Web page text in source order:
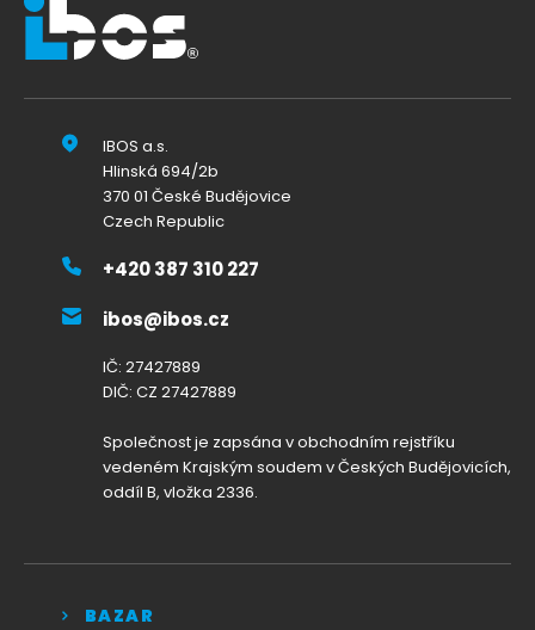
IBOS a.s.
Hlinská 694/2b
370 01 České Budějovice
Czech Republic
+420 387 310 227
ibos@ibos.cz
IČ: 27427889
DIČ: CZ 27427889
Společnost je zapsána v obchodním rejstříku
vedeném Krajským soudem v Českých Budějovicích,
oddíl B, vložka 2336.
BAZAR